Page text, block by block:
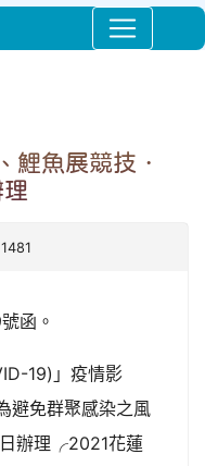
魚展競技．
函。
19)」疫情影
避免群聚感染之風
日辦理╭2021花蓮